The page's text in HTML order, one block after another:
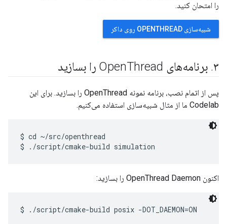
را امتحان کنید.
شبیه‌سازی OPENTHREAD روی داکر
۳. برنامه‌های Open Thread را بسازید
پس از اتمام نصب، برنامه نمونه OpenThread را بسازید. برای این
Codelab ما از مثال شبیه‌سازی استفاده می‌کنیم.
$ cd ~/src/openthread
اکنون OpenThread Daemon را بسازید: